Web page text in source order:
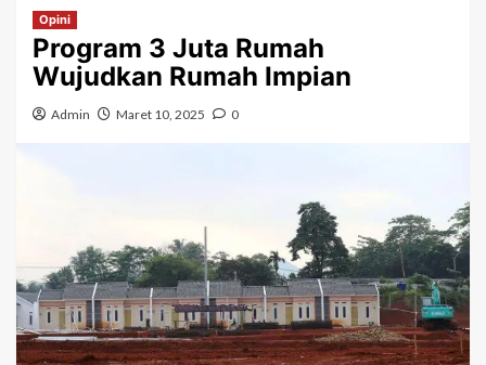
Opini
Program 3 Juta Rumah
Wujudkan Rumah Impian
Admin Maret 10, 2025 0